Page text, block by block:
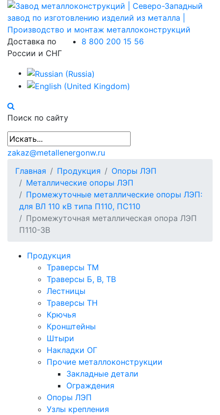
Доставка по
России и СНГ
8 800 200 15 56
Поиск по сайту
zakaz@metallenergonw.ru
Главная
Продукция
Опоры ЛЭП
Металлические опоры ЛЭП
Промежуточные металлические опоры ЛЭП:
для ВЛ 110 кВ типа П110, ПС110
Промежуточная металлическая опора ЛЭП
П110-3В
Продукция
Траверсы ТМ
Траверсы Б, В, ТВ
Лестницы
Траверсы ТН
Крючья
Кронштейны
Штыри
Накладки ОГ
Прочие металлоконструкции
Закладные детали
Ограждения
Опоры ЛЭП
Узлы крепления